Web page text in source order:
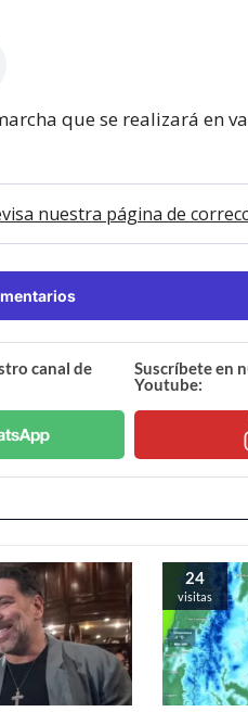
que se realizará en
nuestra página de
canal de
Suscríbete en
Youtube:
24
visitas